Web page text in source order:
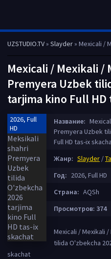
UZSTUDIO.TV» Slayder» Mexicali / Mexikali /
Mexicali / Mexikali /
Premyera Uzbek
tarjima kino Full HD
2026, Full
HD
Название:
Premyera Uzbek
Full HD tas-ix
Жанр: Slayder /
Год: 2026, Full HD
Страна: AQSh
Просмотров: 374
Mexicali / Mexikali
tilida O'zbekcha
skachat